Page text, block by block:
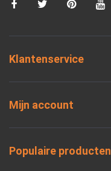
Klantenservice
Mijn account
Populaire producten